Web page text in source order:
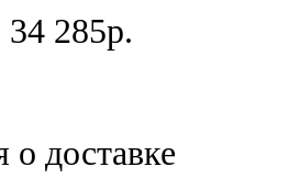
285р.
доставке